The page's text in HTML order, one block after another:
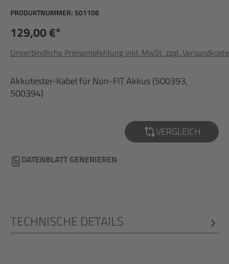
PRODUKTNUMMER: 501106
129,00 €*
Unverbindliche Preisempfehlung inkl. MwSt. zzgl.
Akkutester-Kabel für Non-FIT Akkus (500393,
500394)
VERGLEICH
DATENBLATT GENERIEREN
TECHNISCHE DETAILS